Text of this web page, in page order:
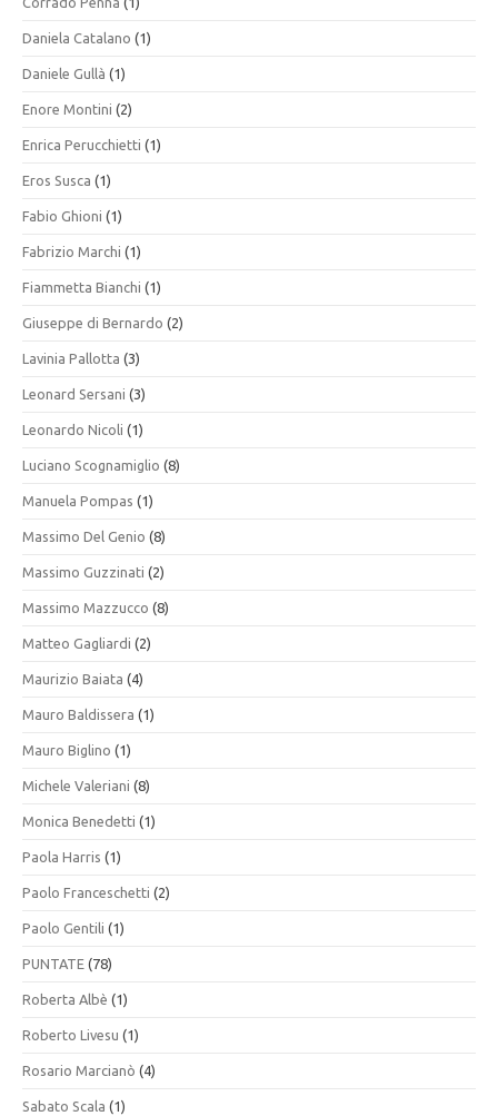
Daniela Catalano (1)
Daniele Gullà (1)
Enore Montini (2)
Enrica Perucchietti (1)
Eros Susca (1)
Fabio Ghioni (1)
Fabrizio Marchi (1)
Fiammetta Bianchi (1)
Giuseppe di Bernardo (2)
Lavinia Pallotta (3)
Leonard Sersani (3)
Leonardo Nicoli (1)
Luciano Scognamiglio (8)
Manuela Pompas (1)
Massimo Del Genio (8)
Massimo Guzzinati (2)
Massimo Mazzucco (8)
Matteo Gagliardi (2)
Maurizio Baiata (4)
Mauro Baldissera (1)
Mauro Biglino (1)
Michele Valeriani (8)
Monica Benedetti (1)
Paola Harris (1)
Paolo Franceschetti (2)
Paolo Gentili (1)
PUNTATE (78)
Roberta Albè (1)
Roberto Livesu (1)
Rosario Marcianò (4)
Sabato Scala (1)